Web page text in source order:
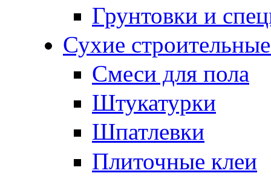
Грунтовки и
Сухие
Смеси для пола
Штукатурки
Шпатлевки
Плиточные клеи